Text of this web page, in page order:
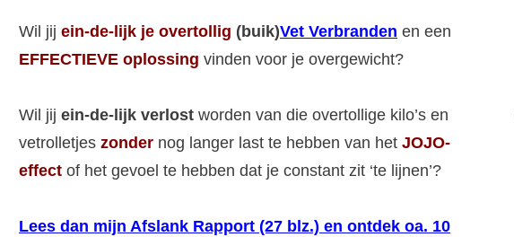
Wil jij ein-de-lijk je overtollig (buik)Vet Verbranden en een
EFFECTIEVE oplossing vinden voor je overgewicht?
Wil jij ein-de-lijk verlost worden van die overtollige kilo’s en
vetrolletjes zonder nog langer last te hebben van het JOJO-
effect of het gevoel te hebben dat je constant zit ‘te lijnen’?
Lees dan mijn Afslank Rapport (27 blz.) en ontdek oa. 10